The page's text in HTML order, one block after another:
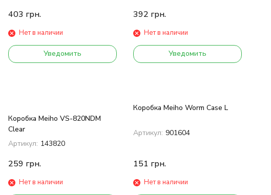
403 грн.
Нет в наличии
Уведомить
392 грн.
Нет в наличии
Уведомить
Коробка Meiho VS-820NDM
Clear
Артикул: 143820
259 грн.
Нет в наличии
Коробка Meiho Worm Case L
Артикул: 901604
151 грн.
Нет в наличии